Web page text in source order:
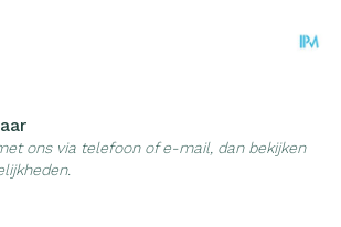
ons via telefoon of e-mail, dan bekijken